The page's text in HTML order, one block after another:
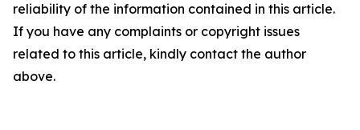
reliability of the information contained in this article.
If you have any complaints or copyright issues
related to this article, kindly contact the author
above.